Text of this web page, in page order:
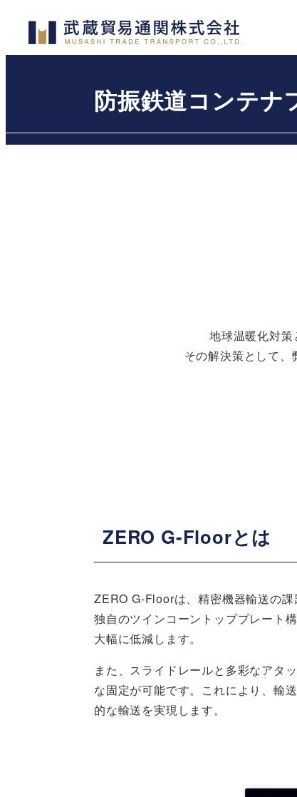
ン
ン
防振鉄道コンテ
地球温暖化対策
その解決策として、
ZERO G-Floorとは
ZERO G-Floorは、精密機器輸送の課
独自のツインコーントッププレート
大幅に低減します。
また、スライドレールと多彩なアタ
な固定が可能です。これにより、輸
的な輸送を実現します。